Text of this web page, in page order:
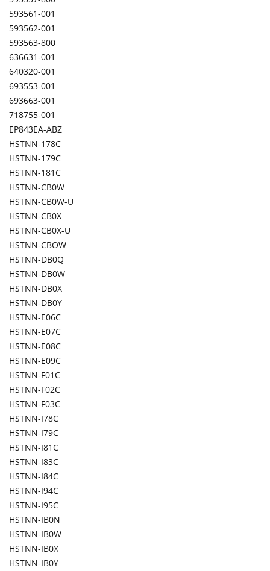
593561-001
593562-001
593563-800
636631-001
640320-001
693553-001
693663-001
718755-001
EP843EA-ABZ
HSTNN-178C
HSTNN-179C
HSTNN-181C
HSTNN-CB0W
HSTNN-CB0W-U
HSTNN-CB0X
HSTNN-CB0X-U
HSTNN-CBOW
HSTNN-DB0Q
HSTNN-DB0W
HSTNN-DB0X
HSTNN-DB0Y
HSTNN-E06C
HSTNN-E07C
HSTNN-E08C
HSTNN-E09C
HSTNN-F01C
HSTNN-F02C
HSTNN-F03C
HSTNN-I78C
HSTNN-I79C
HSTNN-I81C
HSTNN-I83C
HSTNN-I84C
HSTNN-I94C
HSTNN-I95C
HSTNN-IB0N
HSTNN-IB0W
HSTNN-IB0X
HSTNN-IB0Y